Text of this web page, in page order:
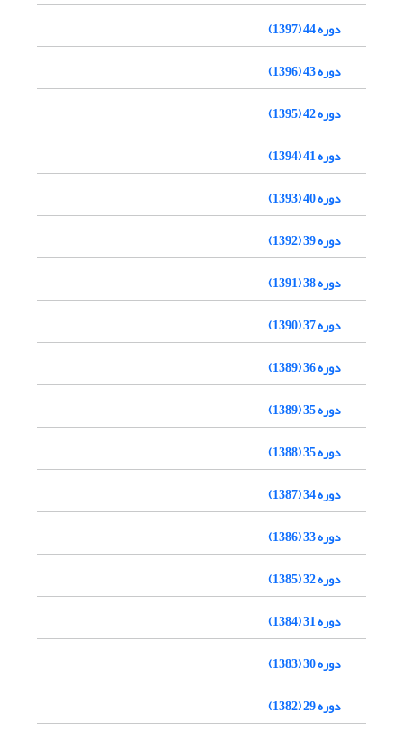
دوره 44 (1397)
دوره 43 (1396)
دوره 42 (1395)
دوره 41 (1394)
دوره 40 (1393)
دوره 39 (1392)
دوره 38 (1391)
دوره 37 (1390)
دوره 36 (1389)
دوره 35 (1389)
دوره 35 (1388)
دوره 34 (1387)
دوره 33 (1386)
دوره 32 (1385)
دوره 31 (1384)
دوره 30 (1383)
دوره 29 (1382)